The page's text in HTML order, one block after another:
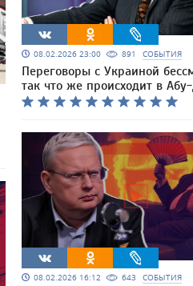
08.02.2026 23:00 891 СОБЫТИЯ
Переговоры с Украиной
так что же происходит в
08.02.2026 16:12 643 СОБЫТИЯ